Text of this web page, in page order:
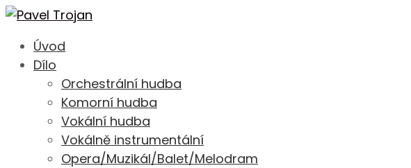
Úvod
Dílo
Orchestrální hudba
Komorní hudba
Vokální hudba
Vokálně instrumentální
Opera/Muzikál/Balet/Melodram